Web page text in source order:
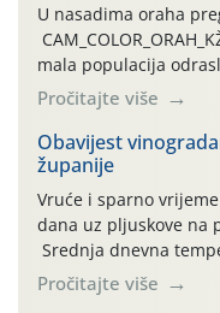
U nasadima oraha
mala populacija
(Rhagoletis
činjenicom da je riječ
urodom, što je
jedinki. U starijim
pločama s […]
Pročitajte više
Obavijest
županije
Vruće i sparno
dana uz pljuskove na
Srednja dnevna
maksimalne su
Simptome
Pročitajte više